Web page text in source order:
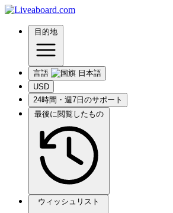
目的地
言語
USD
24時間・週7日のサポート
最後に閲覧したもの
ウィッシュリスト